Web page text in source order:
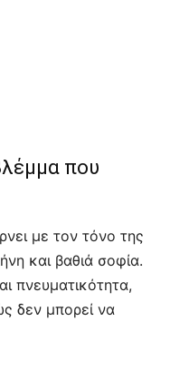
που
με τον τόνο της
και βαθιά σοφία.
πνευματικότητα,
δεν μπορεί να